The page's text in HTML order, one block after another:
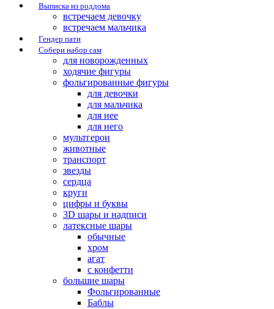
Выписка из роддома
встречаем девочку
встречаем мальчика
Гендер пати
Собери набор сам
для новорожденных
ходячие фигуры
фольгированные фигуры
для девочки
для мальчика
для нее
для него
мультгерои
животные
транспорт
звезды
сердца
круги
цифры и буквы
3D шары и надписи
латексные шары
обычные
хром
агат
с конфетти
большие шары
Фольгированные
Баблы